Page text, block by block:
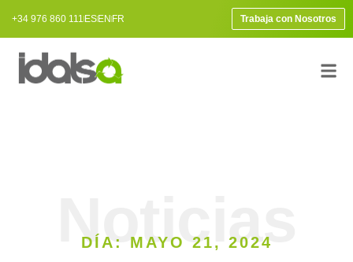
+34 976 860 111 ES EN FR Trabaja con Nosotros
Noticias
DÍA: MAYO 21, 2024